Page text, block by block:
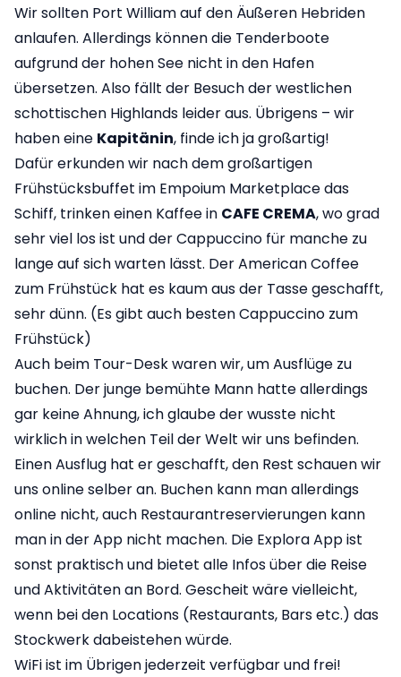
Wir sollten Port William auf den Äußeren Hebriden
anlaufen. Allerdings können die Tenderboote
aufgrund der hohen See nicht in den Hafen
übersetzen. Also fällt der Besuch der westlichen
schottischen Highlands leider aus. Übrigens – wir
haben eine Kapitänin, finde ich ja großartig!
Dafür erkunden wir nach dem großartigen
Frühstücksbuffet im Empoium Marketplace das
Schiff, trinken einen Kaffee in CAFE CREMA, wo grad
sehr viel los ist und der Cappuccino für manche zu
lange auf sich warten lässt. Der American Coffee
zum Frühstück hat es kaum aus der Tasse geschafft,
sehr dünn. (Es gibt auch besten Cappuccino zum
Frühstück)
Auch beim Tour-Desk waren wir, um Ausflüge zu
buchen. Der junge bemühte Mann hatte allerdings
gar keine Ahnung, ich glaube der wusste nicht
wirklich in welchen Teil der Welt wir uns befinden.
Einen Ausflug hat er geschafft, den Rest schauen wir
uns online selber an. Buchen kann man allerdings
online nicht, auch Restaurantreservierungen kann
man in der App nicht machen. Die Explora App ist
sonst praktisch und bietet alle Infos über die Reise
und Aktivitäten an Bord. Gescheit wäre vielleicht,
wenn bei den Locations (Restaurants, Bars etc.) das
Stockwerk dabeistehen würde.
WiFi ist im Übrigen jederzeit verfügbar und frei!